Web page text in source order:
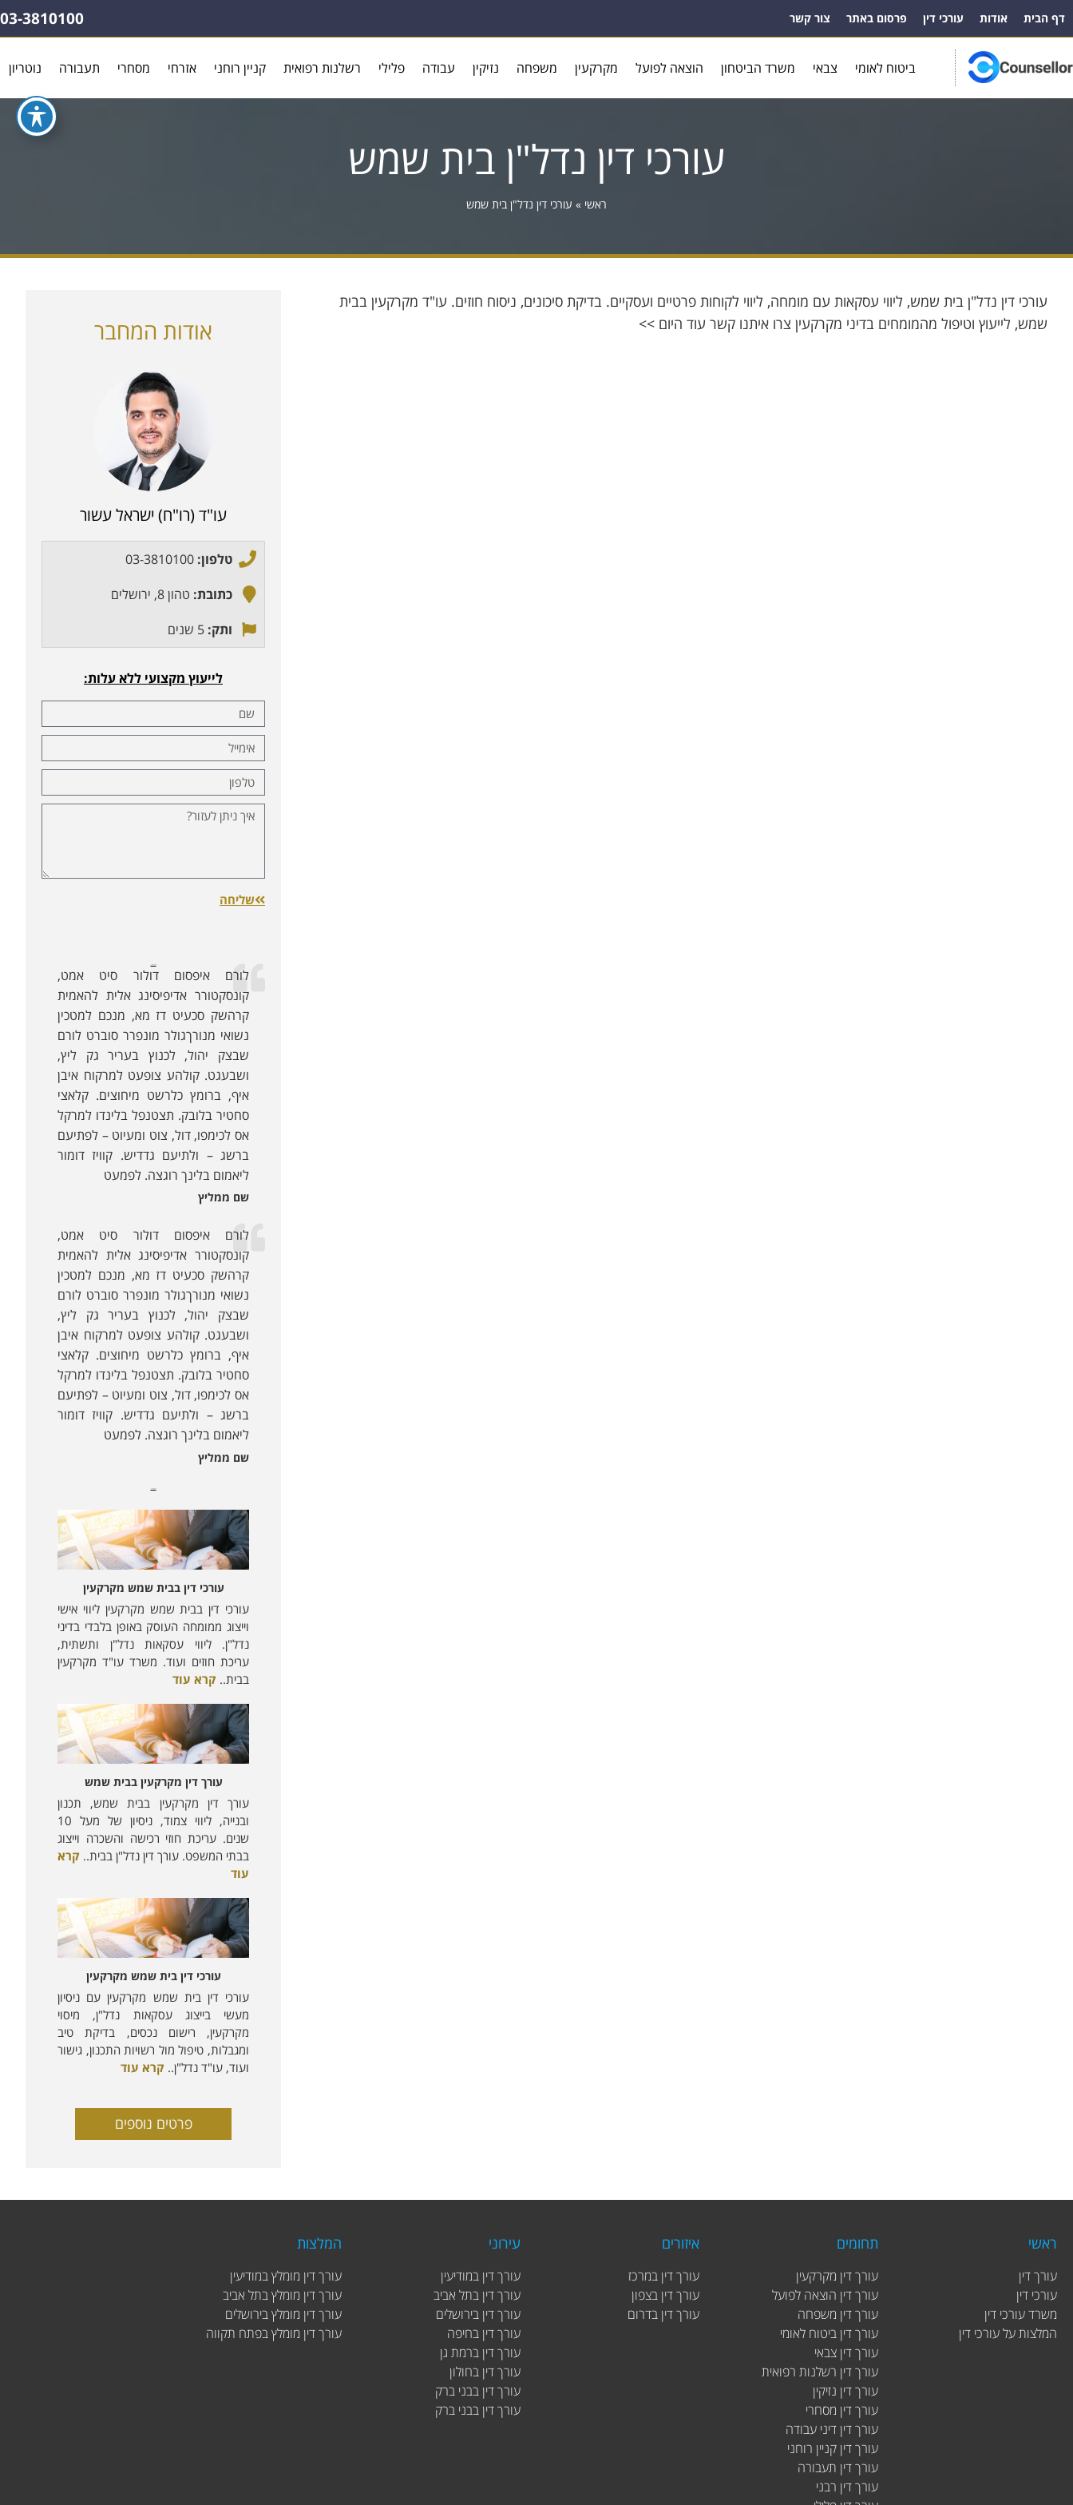
דף הבית אודות עורכי דין פרסום באתר צור קשר 03-3810100
ביטוח לאומי צבאי משרד הביטחון הוצאה לפועל מקרקעין משפחה נזיקין עבודה פלילי רשלנות רפואית קניין רוחני אזרחי מסחרי תעבורה נוטריון
עורכי דין נדל"ן בית שמש
ראשי » עורכי דין נדל"ן בית שמש
עורכי דין נדל"ן בית שמש, ליווי עסקאות עם מומחה, ליווי לקוחות פרטיים ועסקיים. בדיקת סיכונים, ניסוח חוזים. עו"ד מקרקעין בבית
שמש, לייעוץ וטיפול מהמומחים בדיני מקרקעין צרו איתנו קשר עוד היום >>
אודות המחבר
עו"ד (רו"ח) ישראל עשור
טלפון: 03-3810100
כתובת: טהון 8, ירושלים
ותק: 5 שנים
לייעוץ מקצועי ללא עלות:
שליחה
לורם איפסום דולור סיט אמט,
קונסקטורר אדיפיסינג אלית להאמית
קרהשק סכעיט דז מא, מנכם למטכין
נשואי מנורךגולר מונפרר סוברט לורם
שבצק יהול, לכנוץ בעריר גק ליץ,
ושבעגט. קולהע צופעט למרקוח איבן
איף, ברומץ כלרשט מיחוצים. קלאצי
סחטיר בלובק. תצטנפל בלינדו למרקל
אס לכימפו, דול, צוט ומעיוט – לפתיעם
ברשג – ולתיעם גדדיש. קוויז דומור
ליאמום בלינך רוגצה. לפמעט
שם ממליץ
לורם איפסום דולור סיט אמט,
קונסקטורר אדיפיסינג אלית להאמית
קרהשק סכעיט דז מא, מנכם למטכין
נשואי מנורךגולר מונפרר סוברט לורם
שבצק יהול, לכנוץ בעריר גק ליץ,
ושבעגט. קולהע צופעט למרקוח איבן
איף, ברומץ כלרשט מיחוצים. קלאצי
סחטיר בלובק. תצטנפל בלינדו למרקל
אס לכימפו, דול, צוט ומעיוט – לפתיעם
ברשג – ולתיעם גדדיש. קוויז דומור
ליאמום בלינך רוגצה. לפמעט
שם ממליץ
עורכי דין בבית שמש מקרקעין
עורכי דין בבית שמש מקרקעין ליווי אישי
וייצוג ממומחה העוסק באופן בלבדי בדיני
נדל"ן. ליווי עסקאות נדל"ן ותשתית,
עריכת חוזים ועוד. משרד עו"ד מקרקעין
בבית.. קרא עוד
עורך דין מקרקעין בבית שמש
עורך דין מקרקעין בבית שמש, תכנון
ובנייה, ליווי צמוד, ניסיון של מעל 10
שנים. עריכת חוזי רכישה והשכרה וייצוג
בבתי המשפט. עורך דין נדל"ן בבית.. קרא
עוד
עורכי דין בית שמש מקרקעין
עורכי דין בית שמש מקרקעין עם ניסיון
מעשי בייצוג עסקאות נדל"ן, מיסוי
מקרקעין, רישום נכסים, בדיקת טיב
ומגבלות, טיפול מול רשויות התכנון, גישור
ועוד, עו"ד נדל"ן.. קרא עוד
פרטים נוספים
ראשי
עורך דין
עורכי דין
משרד עורכי דין
המלצות על עורכי דין
תחומים
עורך דין מקרקעין
עורך דין הוצאה לפועל
עורך דין משפחה
עורך דין ביטוח לאומי
עורך דין צבאי
עורך דין רשלנות רפואית
עורך דין נזיקין
עורך דין מסחרי
עורך דין דיני עבודה
עורך דין קניין רוחני
עורך דין תעבורה
עורך דין רבני
איזורים
עורך דין במרכז
עורך דין בצפון
עורך דין בדרום
עירוני
עורך דין במודיעין
עורך דין בתל אביב
עורך דין בירושלים
עורך דין בחיפה
עורך דין ברמת גן
עורך דין בחולון
עורך דין בבני ברק
עורך דין בבני ברק
המלצות
עורך דין מומלץ במודיעין
עורך דין מומלץ בתל אביב
עורך דין מומלץ בירושלים
עורך דין מומלץ בפתח תקווה